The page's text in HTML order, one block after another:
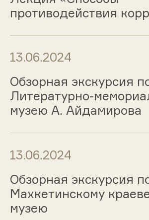
противодействия
13.06.2024
Обзорная экскурсия
Литературно-
музею А. Айдамирова
13.06.2024
Обзорная экскурсия
Махкетинскому
музею